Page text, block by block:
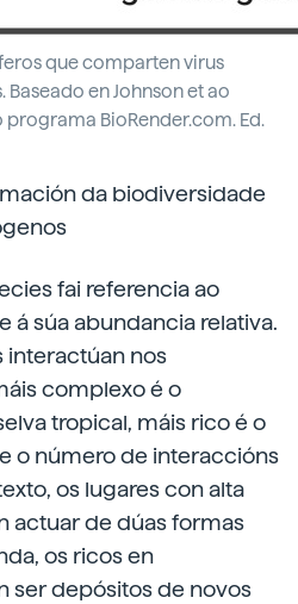
que comparten virus
en Johnson et ao
programa BioRender.com. Ed.
da biodiversidade
fai referencia ao
á súa abundancia relativa.
interactúan nos
complexo é o
tropical, máis rico é o
o número de interaccións
os lugares con alta
actuar de dúas formas
os ricos en
ser depósitos de novos